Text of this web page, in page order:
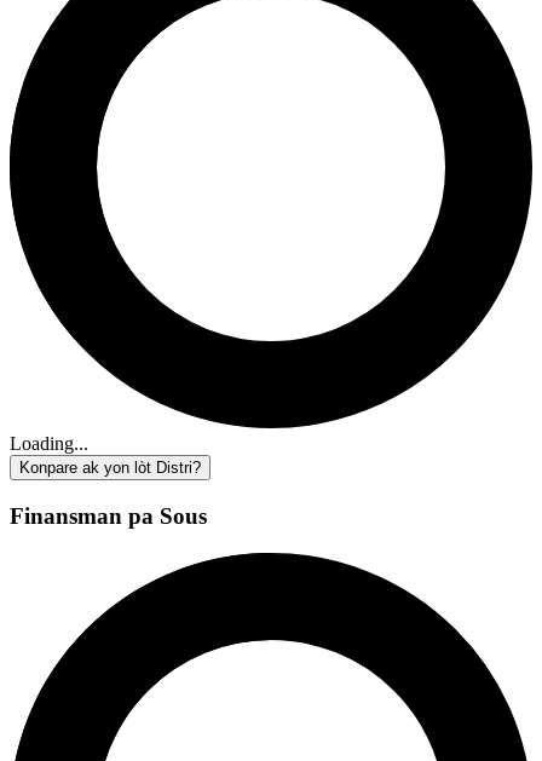
Loading...
Konpare ak yon lòt Distri?
Finansman pa Sous